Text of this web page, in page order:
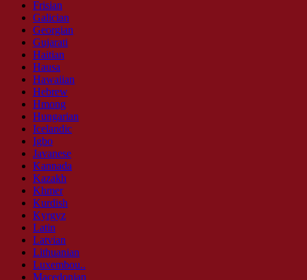
Frisian
Galician
Georgian
Gujarati
Haitian
Hausa
Hawaiian
Hebrew
Hmong
Hungarian
Icelandic
Igbo
Javanese
Kannada
Kazakh
Khmer
Kurdish
Kyrgyz
Latin
Latvian
Lithuanian
Luxembou..
Macedonian